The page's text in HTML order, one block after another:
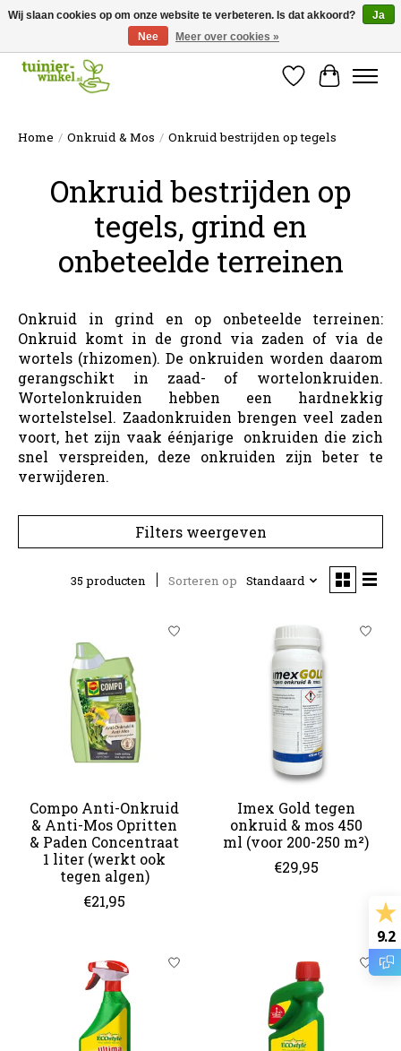
Online tuinartikelen kopen ✓ Online sinds 2007 ✓ Thuiswinkel Waarborg
Verlanglijst
Home / Onkruid & Mos / Onkruid bestrijden op tegels
Onkruid bestrijden op
tegels, grind en
onbeteelde terreinen
Onkruid in grind en op onbeteelde terreinen:
Onkruid komt in de grond via zaden of via de
wortels (rhizomen). De onkruiden worden daarom
gerangschikt in zaad- of wortelonkruiden.
Wortelonkruiden hebben een hardnekkig
wortelstelsel. Zaadonkruiden brengen veel zaden
voort, het zijn vaak éénjarige onkruiden die zich
snel verspreiden, deze onkruiden zijn beter te
verwijderen.
Filters weergeven
35 producten Sorteren op Standaard
Compo Anti-Onkruid
& Anti-Mos Opritten
& Paden Concentraat
1 liter (werkt ook
tegen algen)
€21,95
Imex Gold tegen
onkruid & mos 450
ml (voor 200-250 m²)
€29,95
9.2
Wij slaan cookies op om onze website te verbeteren. Is dat akkoord?
Ja
Nee
Meer over cookies »